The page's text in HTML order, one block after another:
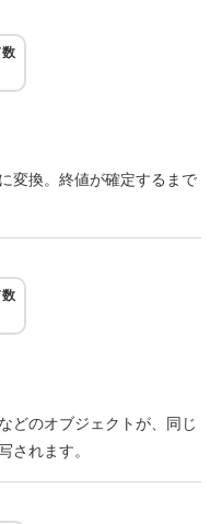
変換。終値が確定するまで
どのオブジェクトが、同じ
されます。